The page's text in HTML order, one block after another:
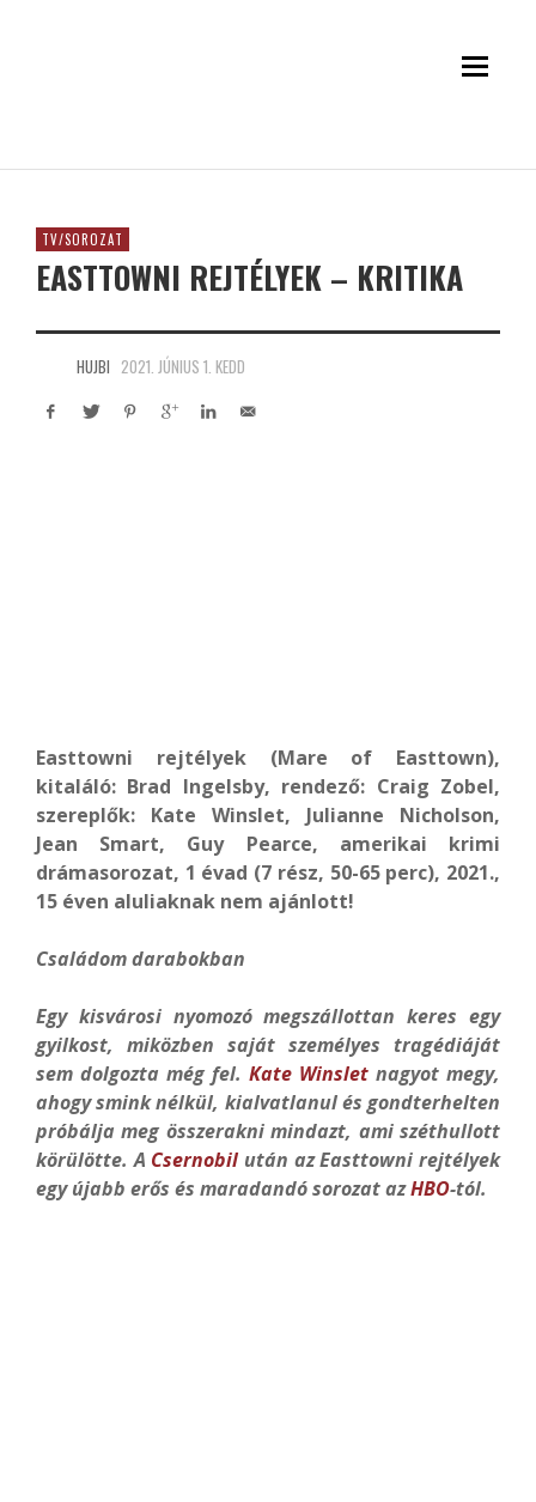
TV/SOROZAT
EASTTOWNI REJTÉLYEK – KRITIKA
HUJBI 2021. JÚNIUS 1. KEDD
Easttowni rejtélyek (Mare of Easttown),
kitaláló: Brad Ingelsby, rendező: Craig Zobel,
szereplők: Kate Winslet, Julianne Nicholson,
Jean Smart, Guy Pearce, amerikai krimi
drámasorozat, 1 évad (7 rész, 50-65 perc), 2021.,
15 éven aluliaknak nem ajánlott!
Családom darabokban
Egy kisvárosi nyomozó megszállottan keres egy
gyilkost, miközben saját személyes tragédiáját
sem dolgozta még fel. Kate Winslet nagyot megy,
ahogy smink nélkül, kialvatlanul és gondterhelten
próbálja meg összerakni mindazt, ami széthullott
körülötte. A Csernobil után az Easttowni rejtélyek
egy újabb erős és maradandó sorozat azHBO-tól.